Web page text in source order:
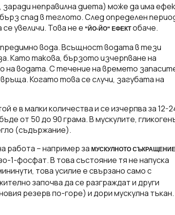
неправилна диета) може да има
спад в теглото. След определен
увеличи. Това не е “ЙО-ЙО“ ЕФЕКТобаче.
вода. Всъщност водата в тези
Като такова, бързото изчерпване на
на водата. С течение на времето
Когато това се случи, загубата на
е в малки количества и се изчерпва за 12-
от 50 до 90 грама. В мускулите,
(съдържание).
работа – например за МУСКУЛНОТО СЪКРАЩЕНИЕ
1-фосфат. В това състояние тя не напуска
това усилие е свързано само с
започва да се разграждат и други
резерв по-горе) и дори мускулна тъкан.